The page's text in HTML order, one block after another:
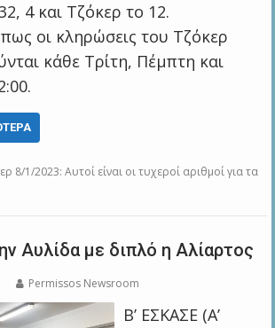
4 και Τζόκερ το 12.
οι κληρώσεις του Τζόκερ
κάθε Τρίτη, Πέμπτη και
8/1/2023: Αυτοί είναι οι τυχεροί αριθμοί για τα
Αυλίδα με διπλό η Αλίαρτος
Permissos Newsroom
Β’ ΕΣΚΑΣΕ (Α’